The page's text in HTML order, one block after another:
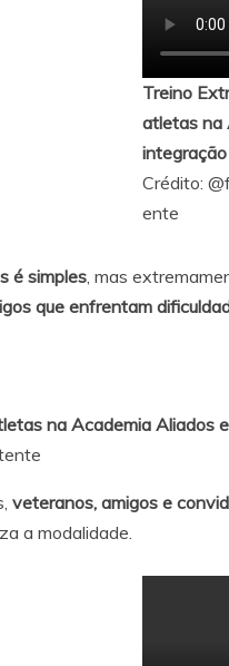
Treino
atletas na
Crédito:
ente
é simples, mas
que enfrentam
na Academia
veteranos, amigos e
a modalidade.